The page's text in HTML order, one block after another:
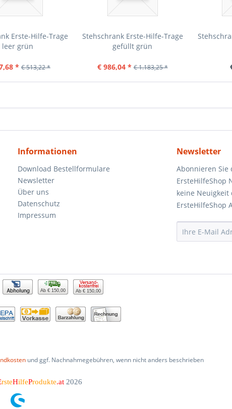
Erste-Hilfe-Trage
leer grün
* € 513,22 *
Stehschrank Erste-Hilfe-Trage
gefüllt grün
€ 986,04 * € 1.183,25 *
Informationen
Download Bestellformulare
Newsletter
Über uns
Datenschutz
Impressum
Newsletter
Abonnieren Sie
ErsteHilfeShop
keine Neuigkeit
ErsteHilfeShop
Ab € 150,00 Ab € 150,00
und ggf. Nachnahmegebühren, wenn nicht anders beschrieben
rsteHilfeProdukte.at 2026